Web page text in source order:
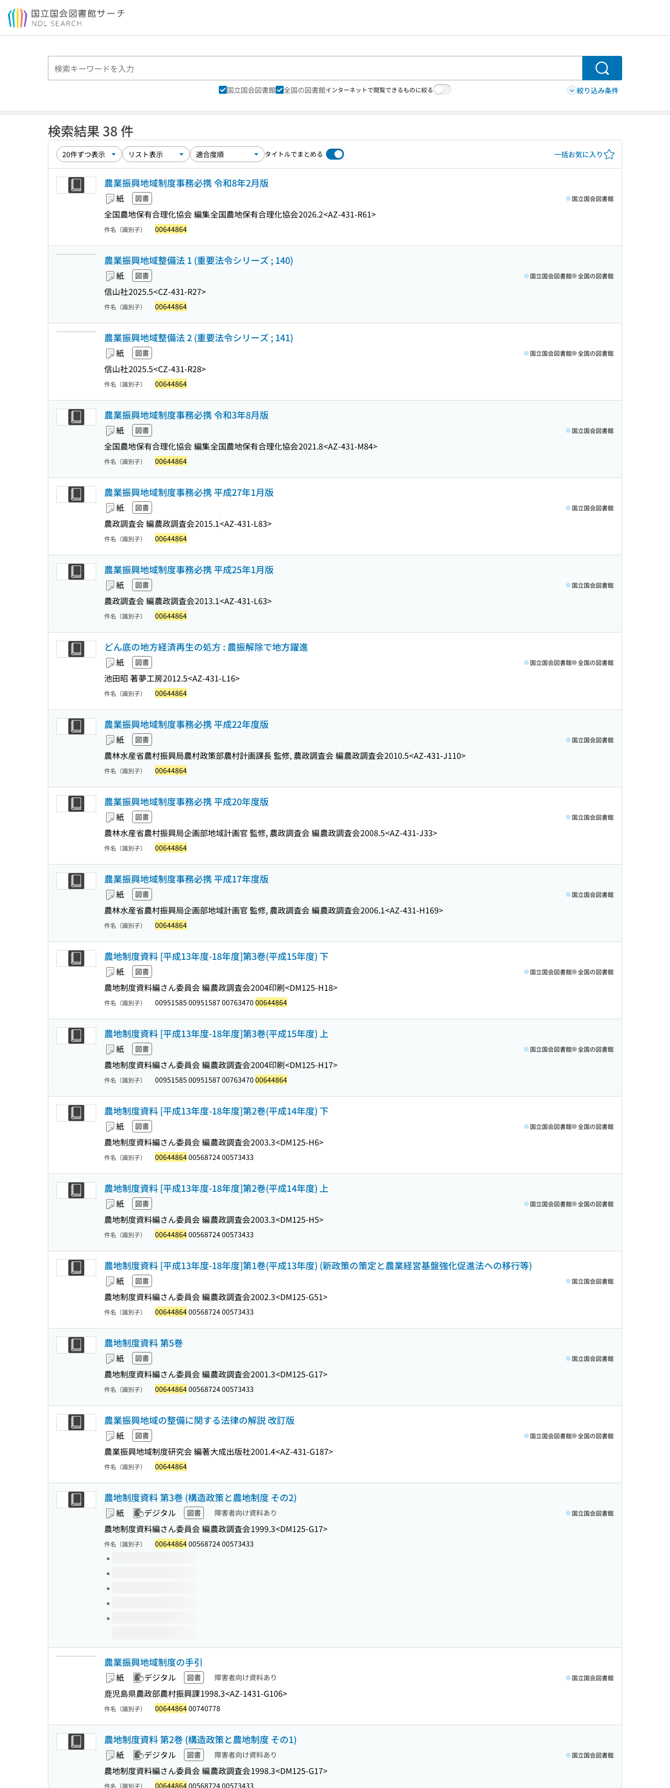
本文へ移動
検索
国立国会図書館 全国の図書館インターネットで閲覧できるものに絞る 絞り込み条件
検索結果 38 件
タイトルでまとめる 一括お気に入り
農業振興地域制度事務必携 令和8年2月版
紙 図書
全国農地保有合理化協会 編集全国農地保有合理化協会2026.2<AZ-431-R61>
国立国会図書館
件名（識別子） 00644864
農業振興地域整備法 1 (重要法令シリーズ ; 140)
紙 図書
信山社2025.5<CZ-431-R27>
国立国会図書館 全国の図書館
件名（識別子） 00644864
農業振興地域整備法 2 (重要法令シリーズ ; 141)
紙 図書
信山社2025.5<CZ-431-R28>
国立国会図書館 全国の図書館
件名（識別子） 00644864
農業振興地域制度事務必携 令和3年8月版
紙 図書
全国農地保有合理化協会 編集全国農地保有合理化協会2021.8<AZ-431-M84>
国立国会図書館
件名（識別子） 00644864
農業振興地域制度事務必携 平成27年1月版
紙 図書
農政調査会 編農政調査会2015.1<AZ-431-L83>
国立国会図書館
件名（識別子） 00644864
農業振興地域制度事務必携 平成25年1月版
紙 図書
農政調査会 編農政調査会2013.1<AZ-431-L63>
国立国会図書館
件名（識別子） 00644864
どん底の地方経済再生の処方 : 農振解除で地方躍進
紙 図書
池田昭 著夢工房2012.5<AZ-431-L16>
国立国会図書館 全国の図書館
件名（識別子） 00644864
農業振興地域制度事務必携 平成22年度版
紙 図書
農林水産省農村振興局農村政策部農村計画課長 監修, 農政調査会 編農政調査会2010.5<AZ-431-J110>
国立国会図書館
件名（識別子） 00644864
農業振興地域制度事務必携 平成20年度版
紙 図書
農林水産省農村振興局企画部地域計画官 監修, 農政調査会 編農政調査会2008.5<AZ-431-J33>
国立国会図書館
件名（識別子） 00644864
農業振興地域制度事務必携 平成17年度版
紙 図書
農林水産省農村振興局企画部地域計画官 監修, 農政調査会 編農政調査会2006.1<AZ-431-H169>
国立国会図書館
件名（識別子） 00644864
農地制度資料 [平成13年度-18年度]第3巻(平成15年度) 下
紙 図書
農地制度資料編さん委員会 編農政調査会2004印刷<DM125-H18>
国立国会図書館 全国の図書館
件名（識別子） 00951585 00951587 00763470 00644864
農地制度資料 [平成13年度-18年度]第3巻(平成15年度) 上
紙 図書
農地制度資料編さん委員会 編農政調査会2004印刷<DM125-H17>
国立国会図書館 全国の図書館
件名（識別子） 00951585 00951587 00763470 00644864
農地制度資料 [平成13年度-18年度]第2巻(平成14年度) 下
紙 図書
農地制度資料編さん委員会 編農政調査会2003.3<DM125-H6>
国立国会図書館 全国の図書館
件名（識別子） 0064486400568724 00573433
農地制度資料 [平成13年度-18年度]第2巻(平成14年度) 上
紙 図書
農地制度資料編さん委員会 編農政調査会2003.3<DM125-H5>
国立国会図書館 全国の図書館
件名（識別子） 0064486400568724 00573433
農地制度資料 [平成13年度-18年度]第1巻(平成13年度) (新政策の策定と農業経営基盤強化促進法への移行等)
紙 図書
農地制度資料編さん委員会 編農政調査会2002.3<DM125-G51>
国立国会図書館
件名（識別子） 0064486400568724 00573433
農地制度資料 第5巻
紙 図書
農地制度資料編さん委員会 編農政調査会2001.3<DM125-G17>
国立国会図書館
件名（識別子） 0064486400568724 00573433
農業振興地域の整備に関する法律の解説 改訂版
紙 図書
農業振興地域制度研究会 編著大成出版社2001.4<AZ-431-G187>
国立国会図書館 全国の図書館
件名（識別子） 00644864
農地制度資料 第3巻 (構造政策と農地制度 その2)
紙 デジタル 図書 障害者向け資料あり
農地制度資料編さん委員会 編農政調査会1999.3<DM125-G17>
国立国会図書館
件名（識別子） 0064486400568724 00573433
このタイトルの巻号
農業振興地域制度の手引
紙 デジタル 図書 障害者向け資料あり
鹿児島県農政部農村振興課1998.3<AZ-1431-G106>
国立国会図書館
件名（識別子） 0064486400740778
農地制度資料 第2巻 (構造政策と農地制度 その1)
紙 デジタル 図書 障害者向け資料あり
農地制度資料編さん委員会 編農政調査会1998.3<DM125-G17>
国立国会図書館
件名（識別子） 0064486400568724 00573433